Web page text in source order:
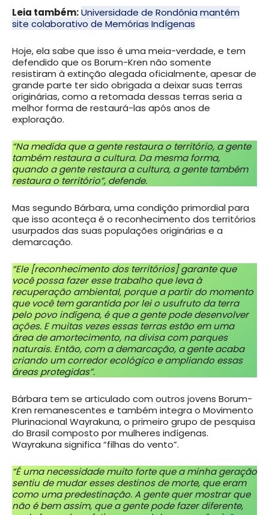
Leia também:Universidade de Rondônia mantém
site colaborativo de Memórias Indígenas
Hoje, ela sabe que isso é uma meia-verdade, e tem
defendido que os Borum-Kren não somente
resistiram à extinção alegada oficialmente, apesar de
grande parte ter sido obrigada a deixar suas terras
originárias, como a retomada dessas terras seria a
melhor forma de restaurá-las após anos de
exploração.
“Na medida que a gente restaura o território, a gente
também restaura a cultura. Da mesma forma,
quando a gente restaura a cultura, a gente também
restaura o território”, defende.
Mas segundo Bárbara, uma condição primordial para
que isso aconteça é o reconhecimento dos territórios
usurpados das suas populações originárias e a
demarcação.
“Ele [reconhecimento dos territórios] garante que
você possa fazer esse trabalho que leva à
recuperação ambiental, porque a partir do momento
que você tem garantida por lei o usufruto da terra
pelo povo indígena, é que a gente pode desenvolver
ações. E muitas vezes essas terras estão em uma
área de amortecimento, na divisa com parques
naturais. Então, com a demarcação, a gente acaba
criando um corredor ecológico e ampliando essas
áreas protegidas”.
Bárbara tem se articulado com outros jovens Borum-
Kren remanescentes e também integra o Movimento
Plurinacional Wayrakuna, o primeiro grupo de pesquisa
do Brasil composto por mulheres indígenas.
Wayrakuna significa “filhas do vento”.
“É uma necessidade muito forte que a minha geração
sentiu de mudar esses destinos de morte, que eram
como uma predestinação. A gente quer mostrar que
não é bem assim, que a gente pode fazer diferente,